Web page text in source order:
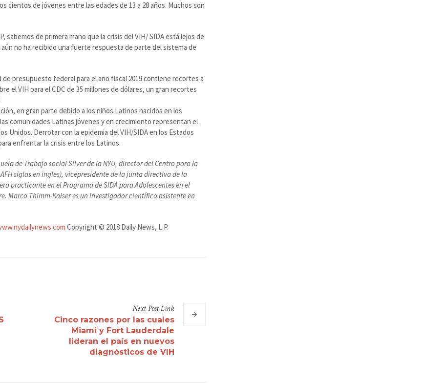
cientos de jóvenes entre las edades de 13 a 28 años. Muchos son
sabemos de primera mano que la crisis del VIH/ SIDA está lejos de
no ha recibido una fuerte respuesta de parte del sistema de
de presupuesto federal para el año fiscal 2019 contiene recortes a
el VIH para el CDC de 35 millones de dólares, un gran recortes
en gran parte debido a los niños Latinos nacidos en los
comunidades Latinas jóvenes y en crecimiento representan el
Unidos. Derrotar con la epidemia del VIH/SIDA en los Estados
enfrentar la crisis entre los Latinos.
de Trabajo social Silver de la NYU, director del Centro para la
siglas en ingles), vicepresidente de la junta directiva de la
practicante en el Programa de SIDA para Adolescentes en el
Marco Thimm-Kaiser es un investigador científico asistente en
Copyright © 2018 Daily News, L.P.
NextPostLink
Cinco razones por las cuales
Miami y Fort Lauderdale
lideran el país en nuevos
diagnósticos de VIH